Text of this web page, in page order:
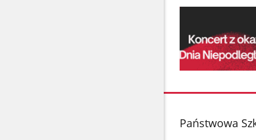
galerii.
stopka
Państwowa